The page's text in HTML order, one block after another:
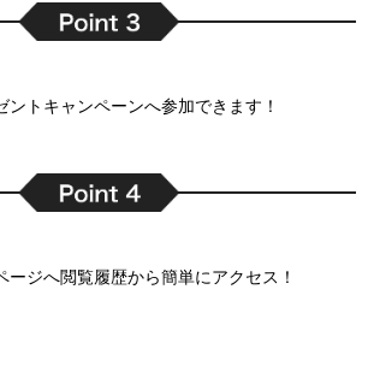
ントキャンペーンへ参加できます！
ージへ閲覧履歴から簡単にアクセス！